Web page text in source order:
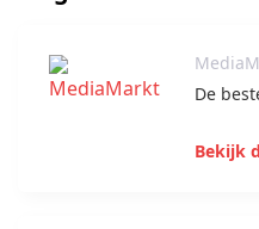
De
Bekijk